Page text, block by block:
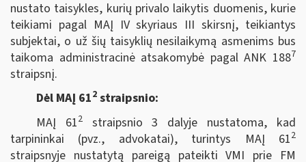
nustato taisykles, kurių privalo laikytis duomenis, kurie
teikiami pagal MAĮ IV skyriaus III skirsnį, teikiantys
subjektai, o už šių taisyklių nesilaikymą asmenims bus
taikoma administracinė atsakomybė pagal ANK 1887
straipsnį.
Dėl MAĮ 612straipsnio:
MAĮ 612straipsnio 3 dalyje nustatoma, kad
tarpininkai (pvz., advokatai), turintys MAĮ 612
straipsnyje nustatytą pareigą pateikti VMI prie FM